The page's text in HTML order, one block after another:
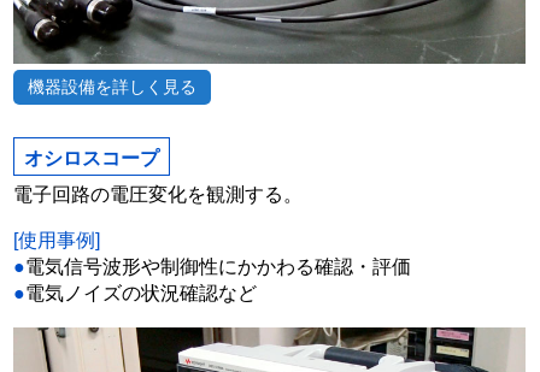
機器設備を詳しく見る
オシロスコープ
電子回路の電圧変化を観測する。
[使用事例]
●電気信号波形や制御性にかかわる確認・評価
●電気ノイズの状況確認など